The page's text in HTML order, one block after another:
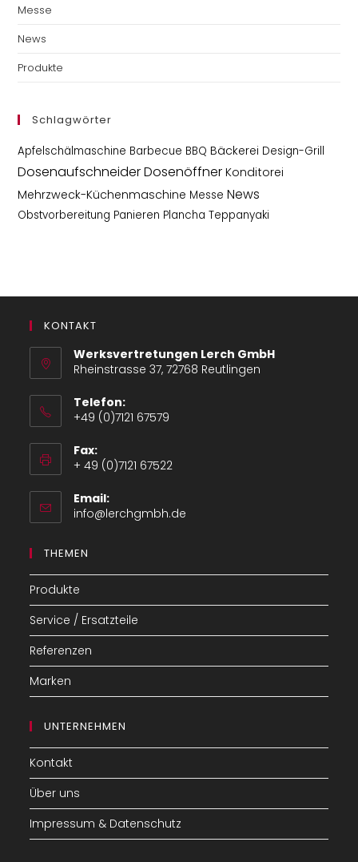
Messe
News
Produkte
Schlagwörter
Apfelschälmaschine Barbecue BBQ Bäckerei Design-Grill
DosenaufschneiderDosenöffner Konditorei
Mehrzweck-Küchenmaschine Messe News
Obstvorbereitung Panieren Plancha Teppanyaki
KONTAKT
Werksvertretungen Lerch GmbH
Rheinstrasse 37, 72768 Reutlingen
Telefon:
+49 (0)7121 67579
in
your
application
Fax:
+ 49 (0)7121 67522
Email:
info@lerchgmbh.de
THEMEN
Produkte
Service / Ersatzteile
Referenzen
Marken
UNTERNEHMEN
Kontakt
Über uns
Impressum & Datenschutz